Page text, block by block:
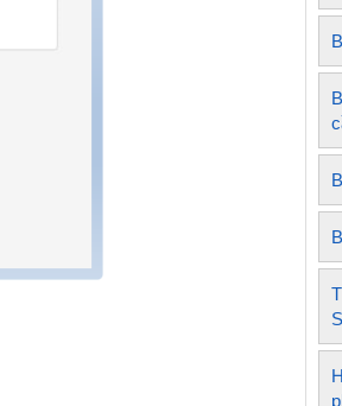
Trạm Y tế xã Mường
Trạm Y tế xã Than
Trạm Y tế xã Mường